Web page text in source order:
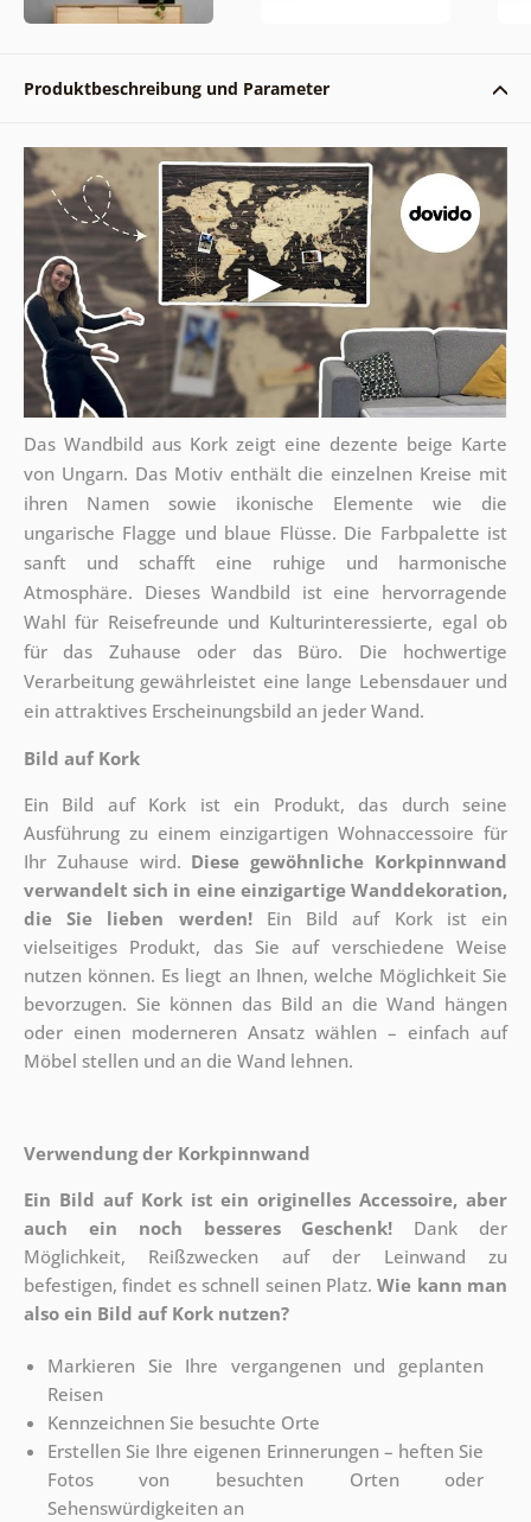
Produktbeschreibung und Parameter
Das Wandbild aus Kork zeigt eine dezente beige Karte
von Ungarn. Das Motiv enthält die einzelnen Kreise mit
ihren Namen sowie ikonische Elemente wie die
ungarische Flagge und blaue Flüsse. Die Farbpalette ist
sanft und schafft eine ruhige und harmonische
Atmosphäre. Dieses Wandbild ist eine hervorragende
Wahl für Reisefreunde und Kulturinteressierte, egal ob
für das Zuhause oder das Büro. Die hochwertige
Verarbeitung gewährleistet eine lange Lebensdauer und
ein attraktives Erscheinungsbild an jeder Wand.
Bild auf Kork
Ein Bild auf Kork ist ein Produkt, das durch seine
Ausführung zu einem einzigartigen Wohnaccessoire für
Ihr Zuhause wird. Diese gewöhnliche Korkpinnwand
verwandelt sich in eine einzigartige Wanddekoration,
die Sie lieben werden!Ein Bild auf Kork ist ein
vielseitiges Produkt, das Sie auf verschiedene Weise
nutzen können. Es liegt an Ihnen, welche Möglichkeit Sie
bevorzugen. Sie können das Bild an die Wand hängen
oder einen moderneren Ansatz wählen – einfach auf
Möbel stellen und an die Wand lehnen.
Verwendung der Korkpinnwand
Ein Bild auf Kork ist ein originelles Accessoire, aber
auch ein noch besseres Geschenk! Dank der
Möglichkeit, Reißzwecken auf der Leinwand zu
befestigen, findet es schnell seinen Platz.Wie kann man
also ein Bild auf Kork nutzen?
Markieren Sie Ihre vergangenen und geplanten
Reisen
Kennzeichnen Sie besuchte Orte
Erstellen Sie Ihre eigenen Erinnerungen – heften Sie
Fotos von besuchten Orten oder
Sehenswürdigkeiten an